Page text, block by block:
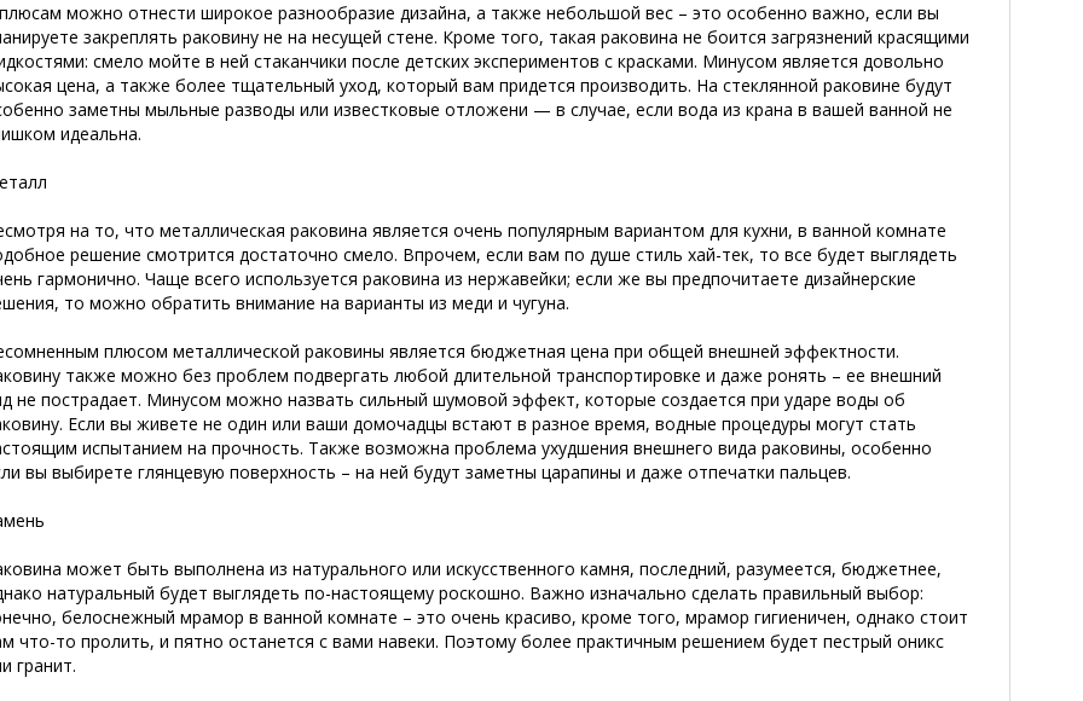
можно отнести широкое разнообразие дизайна, а также небольшой вес – это особенно важно, если вы
закреплять раковину не на несущей стене. Кроме того, такая раковина не боится загрязнений красящими
смело мойте в ней стаканчики после детских экспериментов с красками. Минусом является довольно
цена, а также более тщательный уход, который вам придется производить. На стеклянной раковине будут
заметны мыльные разводы или известковые отложени — в случае, если вода из крана в вашей ванной не
идеальна.
на то, что металлическая раковина является очень популярным вариантом для кухни, в ванной комнате
решение смотрится достаточно смело. Впрочем, если вам по душе стиль хай-тек, то все будет выглядеть
гармонично. Чаще всего используется раковина из нержавейки; если же вы предпочитаете дизайнерские
то можно обратить внимание на варианты из меди и чугуна.
плюсом металлической раковины является бюджетная цена при общей внешней эффектности.
также можно без проблем подвергать любой длительной транспортировке и даже ронять – ее внешний
не пострадает. Минусом можно назвать сильный шумовой эффект, которые создается при ударе воды об
Если вы живете не один или ваши домочадцы встают в разное время, водные процедуры могут стать
испытанием на прочность. Также возможна проблема ухудшения внешнего вида раковины, особенно
вы выбирете глянцевую поверхность – на ней будут заметны царапины и даже отпечатки пальцев.
может быть выполнена из натурального или искусственного камня, последний, разумеется, бюджетнее,
натуральный будет выглядеть по-настоящему роскошно. Важно изначально сделать правильный выбор:
белоснежный мрамор в ванной комнате – это очень красиво, кроме того, мрамор гигиеничен, однако стоит
что-то пролить, и пятно останется с вами навеки. Поэтому более практичным решением будет пестрый оникс
гранит.